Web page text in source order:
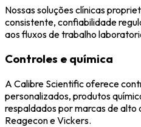
Nossas soluções clínicas
consistente, confiabilidade
aos fluxos de trabalho
Controles e química
A Calibre Scientific oferece
personalizados, produtos
respaldados por marcas de alto
Reagecon e Vickers.